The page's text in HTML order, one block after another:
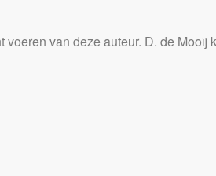
van deze auteur. D. de Mooij